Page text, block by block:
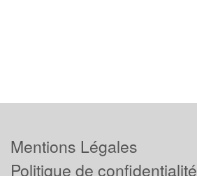
Mentions Légales
Politique de confidentialité